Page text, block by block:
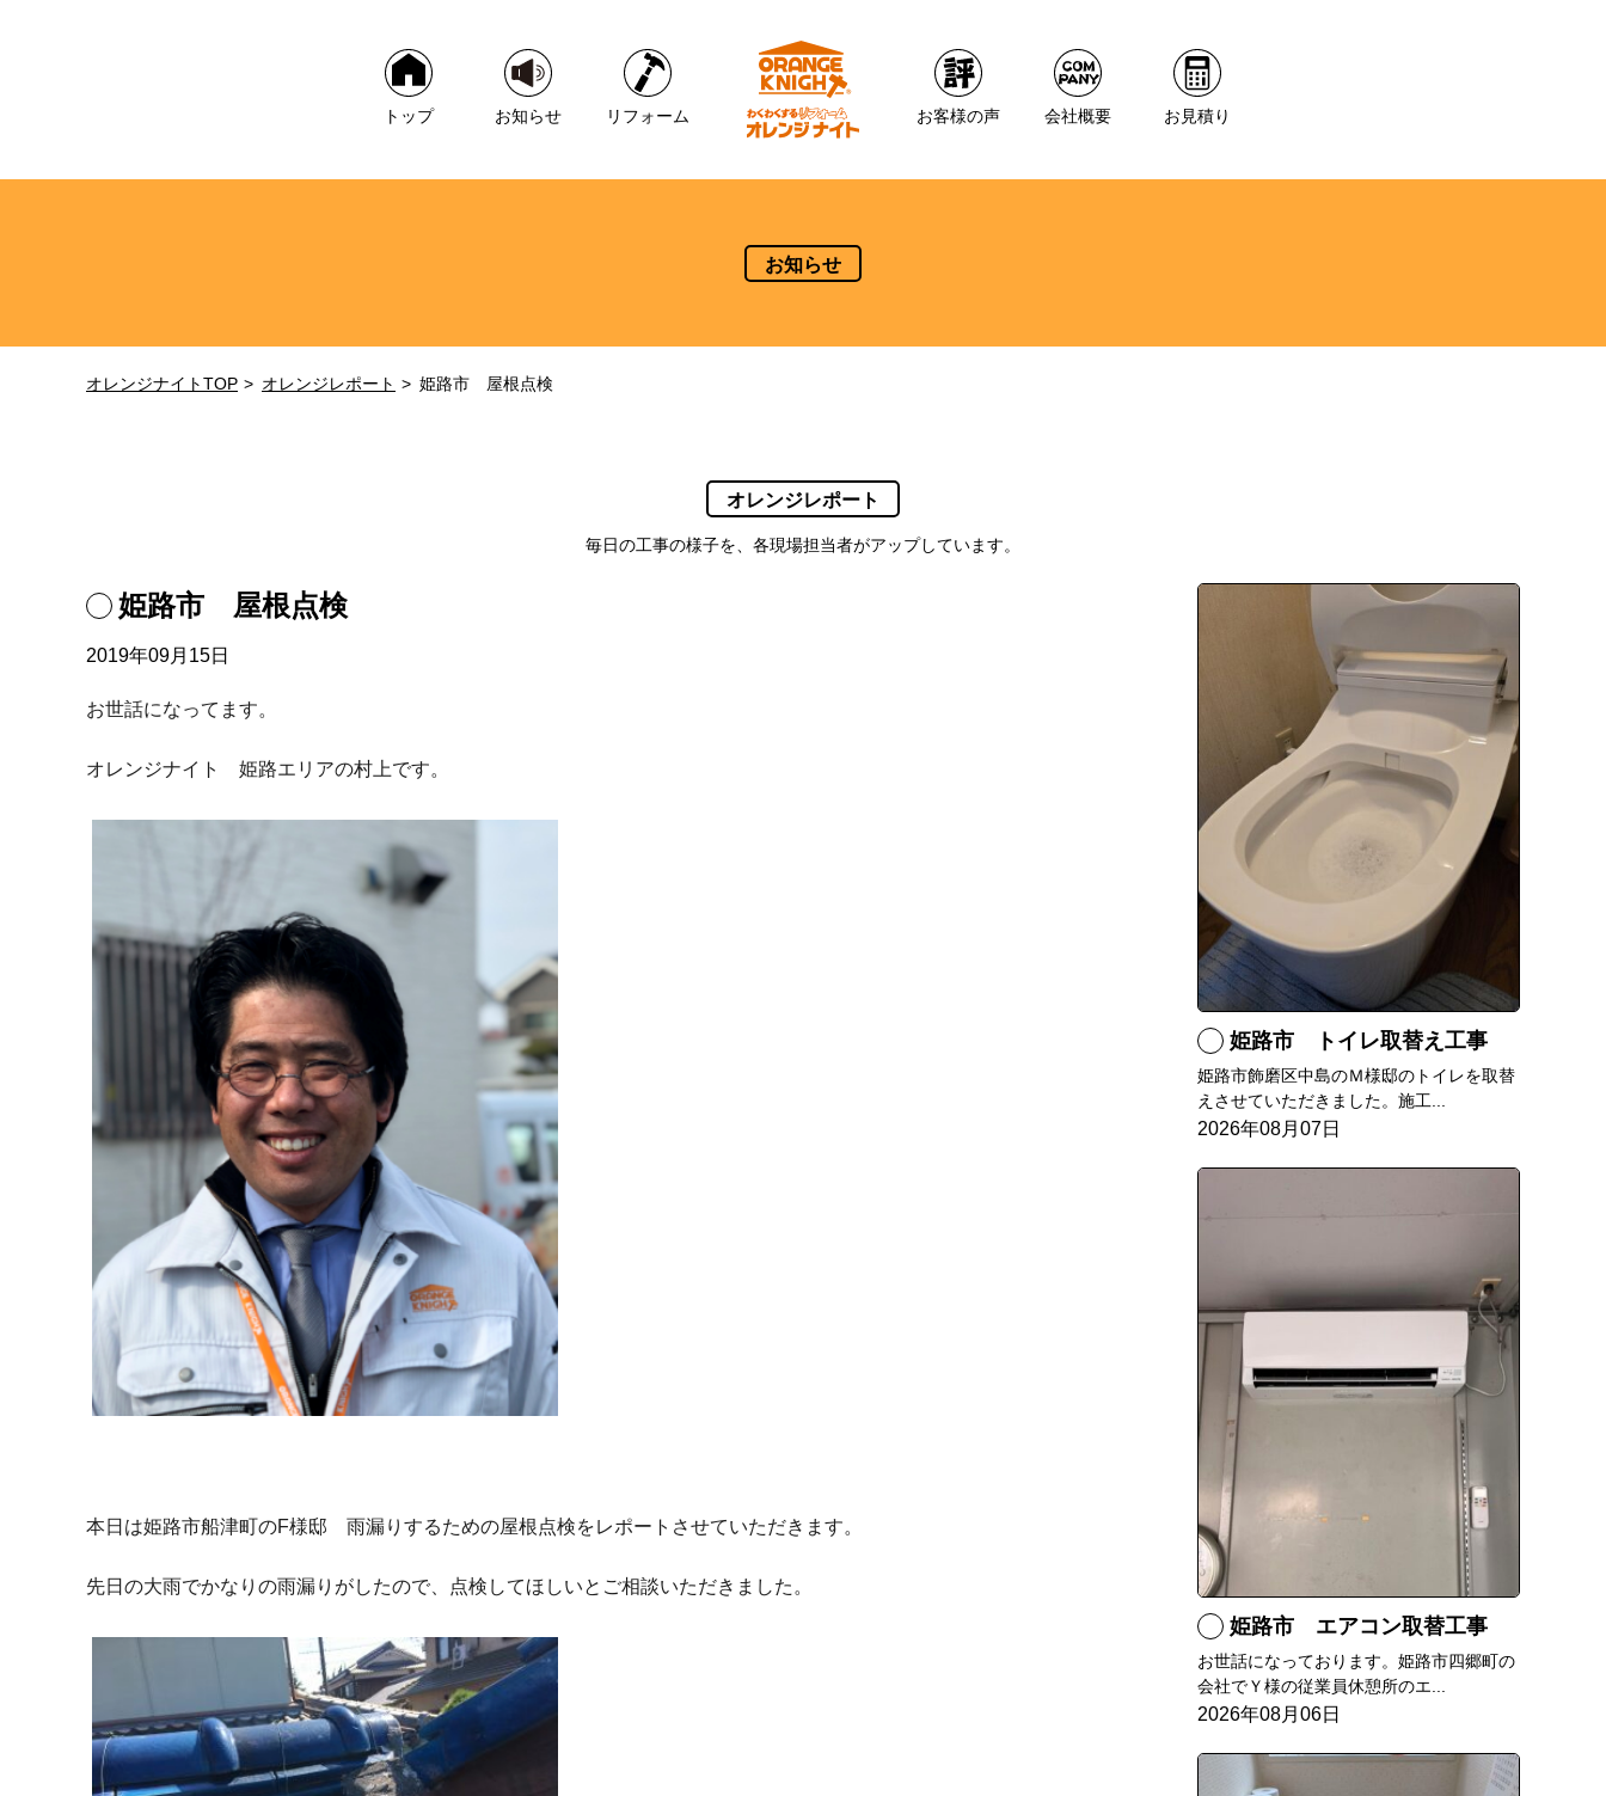
トップ お知らせ リフォーム お客様の声 会社概要 お見積り
お知らせ
オレンジナイトTOP オレンジレポート 姫路市 屋根点検
オレンジレポート
毎日の工事の様子を、各現場担当者がアップしています。
姫路市 屋根点検
2019年09月15日
お世話になってます。
オレンジナイト 姫路エリアの村上です。
本日は姫路市船津町のF様邸 雨漏りするための屋根点検をレポートさせていただきます。
先日の大雨でかなりの雨漏りがしたので、点検してほしいとご相談いただきました。
姫路市 トイレ取替え工事
姫路市飾磨区中島のＭ様邸のトイレを取替
えさせていただきました。施工...
2026年08月07日
姫路市 エアコン取替工事
お世話になっております。姫路市四郷町の
会社でＹ様の従業員休憩所のエ...
2026年08月06日